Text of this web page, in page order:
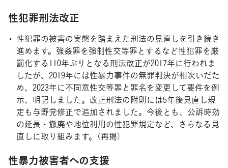
性犯罪刑法改正
性犯罪の被害の実態を踏まえた刑法の見直しを引き続き
進めます。強姦罪を強制性交等罪とするなど性犯罪を厳
罰化する110年ぶりとなる刑法改正が2017年に行われま
したが、2019年には性暴力事件の無罪判決が相次いだた
め、2023年に不同意性交等罪と罪名を変更して要件を例
示、明記しました。改正刑法の附則には5年後見直し規
定も与野党修正で追加されました。今後とも、公訴時効
の延長・撤廃や地位利用の性犯罪規定など、さらなる見
直しに取り組みます。（再掲）
性暴力被害者への支援